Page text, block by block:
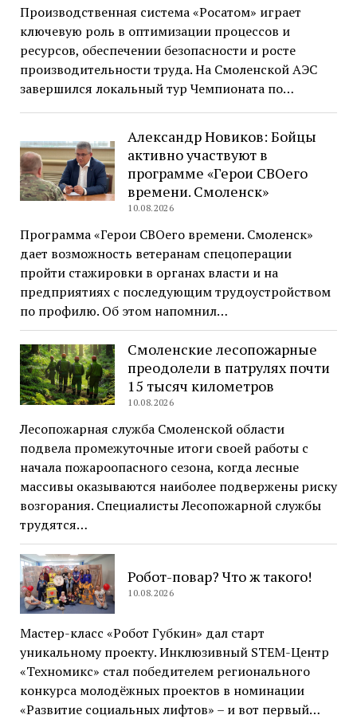
Производственная система «Росатом» играет
ключевую роль в оптимизации процессов и
ресурсов, обеспечении безопасности и росте
производительности труда. На Смоленской АЭС
завершился локальный тур Чемпионата по…
Александр Новиков: Бойцы
активно участвуют в
программе «Герои СВОего
времени. Смоленск»
10.08.2026
Программа «Герои СВОего времени. Смоленск»
дает возможность ветеранам спецоперации
пройти стажировки в органах власти и на
предприятиях с последующим трудоустройством
по профилю. Об этом напомнил…
Смоленские лесопожарные
преодолели в патрулях почти
15 тысяч километров
10.08.2026
Лесопожарная служба Смоленской области
подвела промежуточные итоги своей работы с
начала пожароопасного сезона, когда лесные
массивы оказываются наиболее подвержены риску
возгорания. Специалисты Лесопожарной службы
трудятся…
Робот-повар? Что ж такого!
10.08.2026
Мастер-класс «Робот Губкин» дал старт
уникальному проекту. Инклюзивный STEM-Центр
«Техномикс» стал победителем регионального
конкурса молодёжных проектов в номинации
«Развитие социальных лифтов» – и вот первый…